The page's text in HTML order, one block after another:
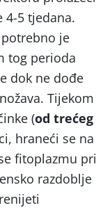
4-5 tjedana.
je
tog perioda
dok ne dođe
Tijekom
(od trećeg
hraneći se na
fitoplazmu pri
razdoblje